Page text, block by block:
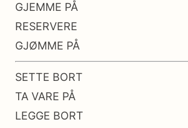
GJEMME PÅ
RESERVERE
GJØMME PÅ
SETTE BORT
TA VARE PÅ
LEGGE BORT